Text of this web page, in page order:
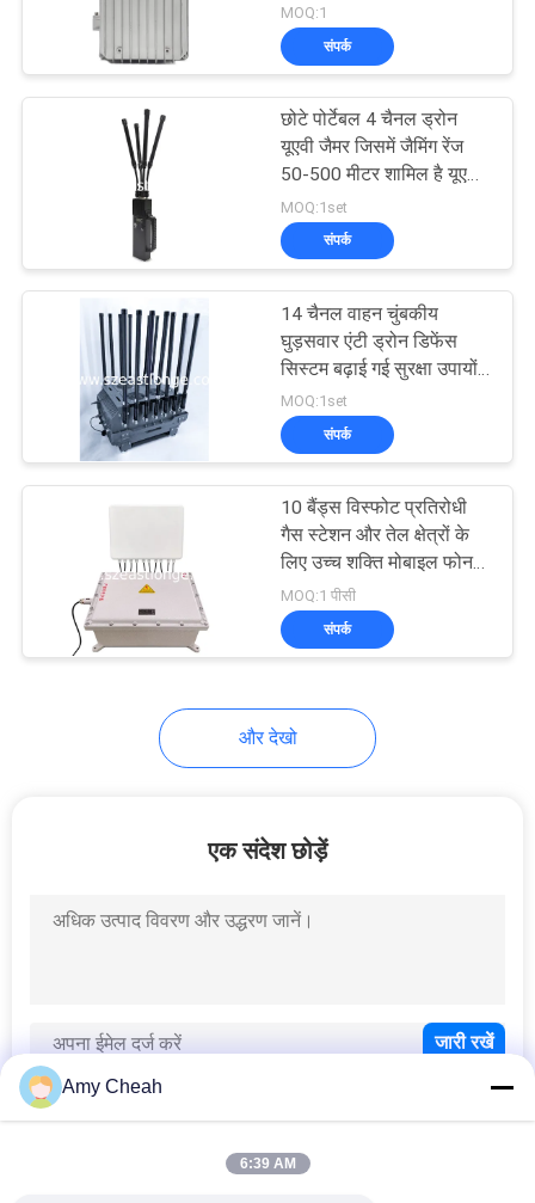
MOQ:1
संपर्क
छोटे पोर्टेबल 4 चैनल ड्रोन
यूएवी जैमर जिसमें जैमिंग रेंज
50-500 मीटर शामिल है यूएवी
खतरे को कम करने के लिए
प्रौद्योगिकी
MOQ:1set
संपर्क
14 चैनल वाहन चुंबकीय
घुड़सवार एंटी ड्रोन डिफेंस
सिस्टम बढ़ाई गई सुरक्षा उपायों
के लिए AC 220V DC 24V
काउंटर ड्रोन FPV द्वारा
संचालित
MOQ:1set
संपर्क
10 बैंड्स विस्फोट प्रतिरोधी
गैस स्टेशन और तेल क्षेत्रों के
लिए उच्च शक्ति मोबाइल फोन
सिग्नल अवरोधक
MOQ:1 पीसी
संपर्क
और देखो
एक संदेश छोड़ें
लोकप्रिय श्रेणियां
Amy Cheah
6:39 AM